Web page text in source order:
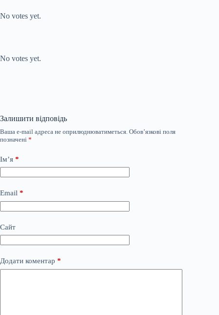
No votes yet.
No votes yet.
Залишити відповідь
Ваша e-mail адреса не оприлюднюватиметься. Обов’язкові поля
позначені *
Ім’я *
Email *
Сайт
Додати коментар *